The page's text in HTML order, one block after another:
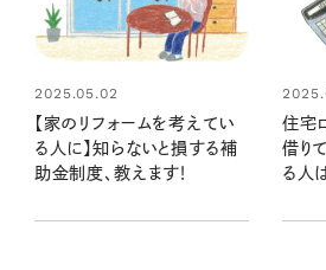
2025.05.02
【家のリフォームを考えてい
る人に】知らないと損する補
助金制度、教えます！
住宅
借り
る人